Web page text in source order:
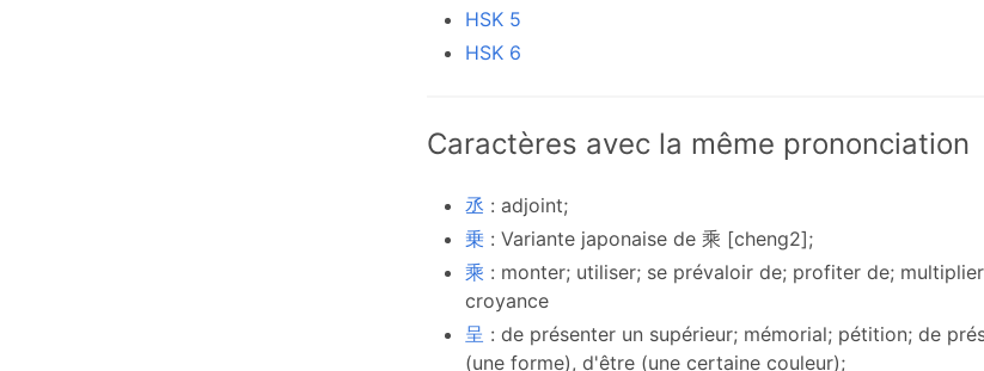
HSK 5
HSK 6
Caractères avec la même prononciation
丞 : adjoint;
乗 : Variante japonaise de 乘 [cheng2];
乘 : monter; utiliser; se prévaloir de; profiter de;
croyance
呈 : de présenter un supérieur; mémorial; pétition; de
(une forme), d'être (une certaine couleur);